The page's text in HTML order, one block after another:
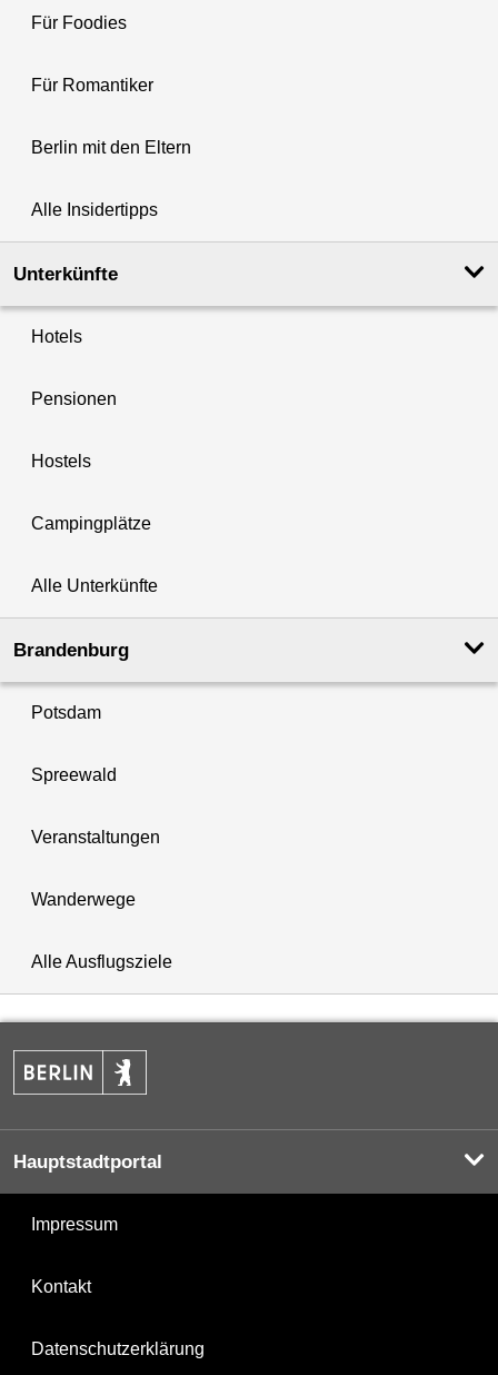
Für Foodies
Für Romantiker
Berlin mit den Eltern
Alle Insidertipps
Unterkünfte
Hotels
Pensionen
Hostels
Campingplätze
Alle Unterkünfte
Brandenburg
Potsdam
Spreewald
Veranstaltungen
Wanderwege
Alle Ausflugsziele
Hauptstadtportal
Impressum
Kontakt
Datenschutzerklärung